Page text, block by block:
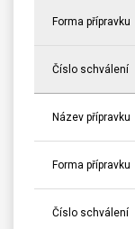
Forma přípravku
Číslo schválení
Název přípravku
Forma přípravku
Číslo schválení